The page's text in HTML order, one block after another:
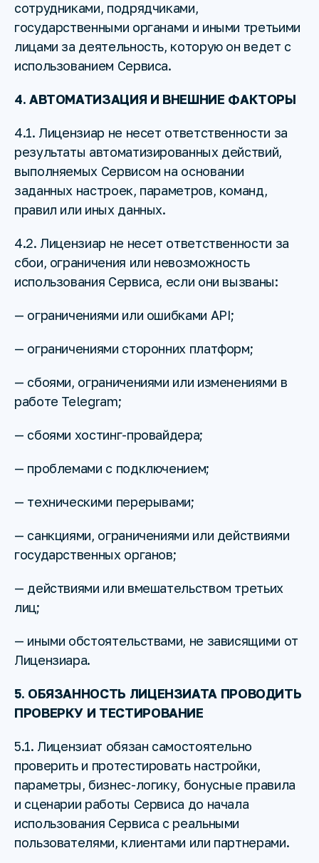
сотрудниками, подрядчиками,
государственными органами и иными третьими
лицами за деятельность, которую он ведет с
использованием Сервиса.
4. АВТОМАТИЗАЦИЯ И ВНЕШНИЕ ФАКТОРЫ
4.1. Лицензиар не несет ответственности за
результаты автоматизированных действий,
выполняемых Сервисом на основании
заданных настроек, параметров, команд,
правил или иных данных.
4.2. Лицензиар не несет ответственности за
сбои, ограничения или невозможность
использования Сервиса, если они вызваны:
— ограничениями или ошибками API;
— ограничениями сторонних платформ;
— сбоями, ограничениями или изменениями в
работе Telegram;
— сбоями хостинг-провайдера;
— проблемами с подключением;
— техническими перерывами;
— санкциями, ограничениями или действиями
государственных органов;
— действиями или вмешательством третьих
лиц;
— иными обстоятельствами, не зависящими от
Лицензиара.
5. ОБЯЗАННОСТЬ ЛИЦЕНЗИАТА ПРОВОДИТЬ
ПРОВЕРКУ И ТЕСТИРОВАНИЕ
5.1. Лицензиат обязан самостоятельно
проверить и протестировать настройки,
параметры, бизнес-логику, бонусные правила
и сценарии работы Сервиса до начала
использования Сервиса с реальными
пользователями, клиентами или партнерами.